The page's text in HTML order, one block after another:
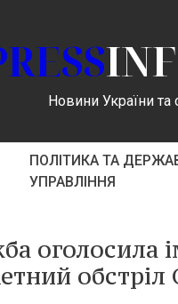
Новини України та
ПОЛІТИКА ТА
УПРАВЛІННЯ
оголосила
обстріл